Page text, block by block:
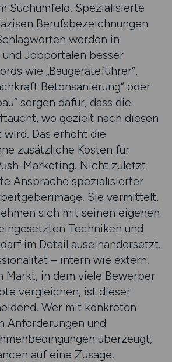
Suchumfeld. Spezialisierte
Berufsbezeichnungen
werden in
Jobportalen besser
wie „Baugeräteführer“,
Betonsanierung“ oder
sorgen dafür, dass die
wo gezielt nach diesen
Das erhöht die
zusätzliche Kosten für
Marketing. Nicht zuletzt
Ansprache spezialisierter
Sie vermittelt,
sich mit seinen eigenen
Techniken und
im Detail auseinandersetzt.
– intern wie extern.
Markt, in dem viele Bewerber
vergleichen, ist dieser
Wer mit konkreten
Anforderungen und
überzeugt,
auf eine Zusage.